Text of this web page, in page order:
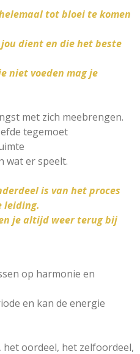
tot bloei te komen
dient en die het beste
niet voeden mag je
met zich meebrengen.
tegemoet
wat er speelt.
is van het proces
leiding.
je altijd weer terug bij
op harmonie en
en kan de energie
oordeel, het zelfoordeel,